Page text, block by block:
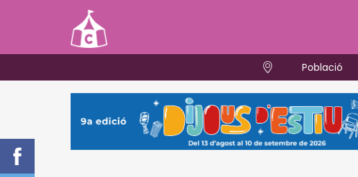
Població